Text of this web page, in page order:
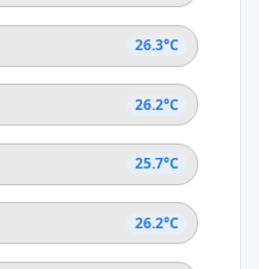
26.3°C
26.2°C
25.7°C
26.2°C